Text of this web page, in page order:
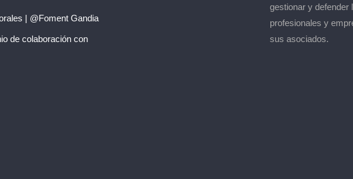
| @Foment Gandia
de colaboración con
gestionar y defender
profesionales y
sus asociados.